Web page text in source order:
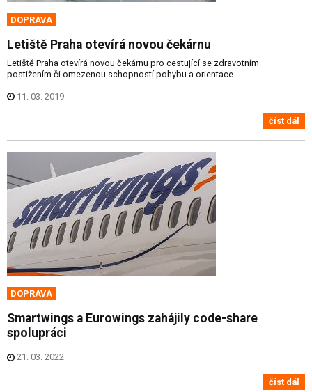
DOPRAVA
Letiště Praha otevírá novou čekárnu
Letiště Praha otevírá novou čekárnu pro cestující se zdravotním
postižením či omezenou schopností pohybu a orientace.
11. 03. 2019
číst dál
DOPRAVA
Smartwings a Eurowings zahájily code-share
spolupráci
21. 03. 2022
číst dál